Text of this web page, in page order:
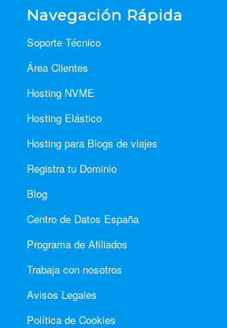
Navegación Rápida
Soporte Técnico
Área Clientes
Hosting NVME
Hosting Elástico
Hosting para Blogs de viajes
Registra tu Dominio
Blog
Centro de Datos España
Programa de Afiliados
Trabaja con nosotros
Avisos Legales
Política de Cookies